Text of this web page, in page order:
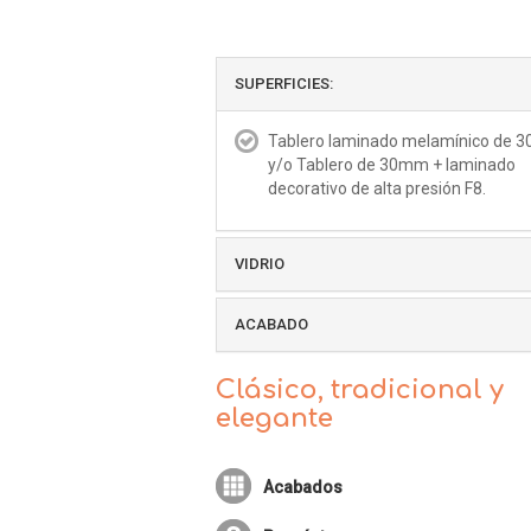
SUPERFICIES:
Tablero laminado melamínico de
y/o Tablero de 30mm + laminado
decorativo de alta presión F8.
VIDRIO
ACABADO
Clásico, tradicional y
elegante
Acabados